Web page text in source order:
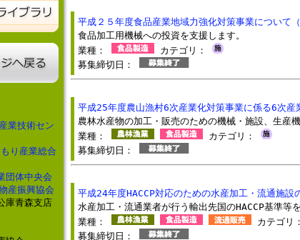
業技術セン
り産業総合
団体中央会
産振興協会
庫青森支店
平成２５年度食品産業地域力強化対策事業について（
食品加工用機械への投資を支援します。
業種：
カテゴリ：
募集締切日：
平成25年度農山漁村6次産業化対策事業に係る6次産
農林水産物の加工・販売のための機械・施設、生産
業種：
カテゴリ：
募集締切日：
平成24年度HACCP対応のための水産加工・流通施設
水産加工・流通業者が行う輸出先国のHACCP基準等
業種：
カテゴリ
募集締切日：